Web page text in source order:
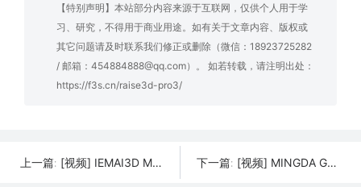
【特别声明】本站部分内容来源于互联网，仅供个人用于学
习、研究，不得用于商业用途。如有关于文章内容、版权或
其它问题请及时联系我们修正或删除（微信：18923725282
/ 邮箱：454884888@qq.com）。 如若转载，请注明出处：
https://f3s.cn/raise3d-pro3/
上一篇: [视频] IEMAI3D MAGIC-HT-M 3D 高温 PEEK 3D打印机 下一篇: [视频] MINGDA Goldfish X Mono 4K+ 光固化3D打印机